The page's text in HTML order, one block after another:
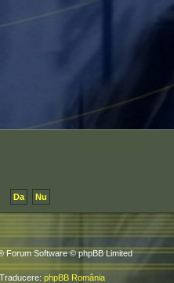
Forum Software © phpBB Limited
phpBB România